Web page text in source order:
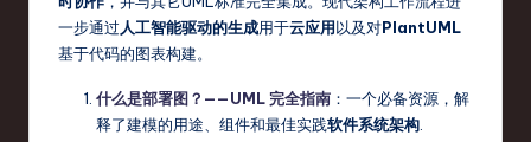
一步通过人工智能驱动的生成用于云应用以及对PlantUML
基于代码的图表构建。
什么是部署图？——UML 完全指南 ：一个必备资源，解
释了建模的用途、组件和最佳实践软件系统架构